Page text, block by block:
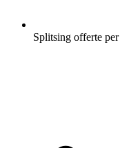
Splitsing offerte per